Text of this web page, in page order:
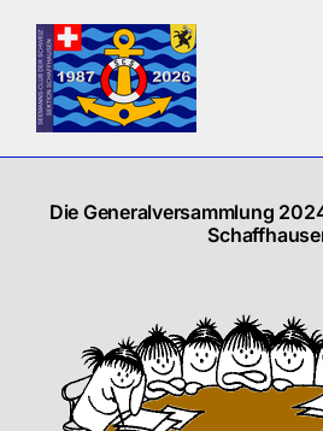
Inhalt
springen
Die Generalversammlung